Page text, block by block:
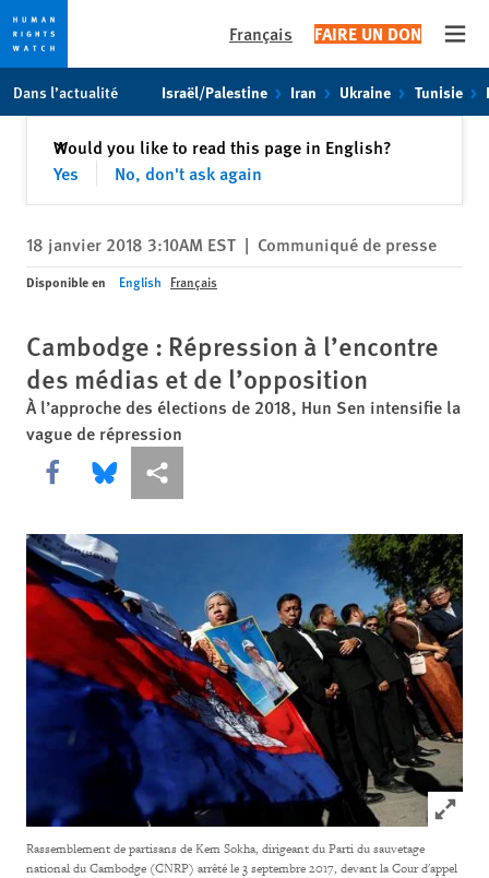
toto
content
Français FAIRE UN DON
Dans l’actualité Israël/Palestine Iran Ukraine Tunisie
Would you like to read this page in English?
Yes
No, don't ask again
✕Fermer
18 janvier 2018 3:10AM EST | Communiqué de presse
Disponible en English Français
Cambodge : Répression à l’encontre
des médias et de l’opposition
À l’approche des élections de 2018, Hun Sen intensifie la
vague de répression
Share this via Facebook
Share this via Bluesky
Share this via Partagez
Click to
Rassemblement de partisans de Kem Sokha, dirigeant du Parti du sauvetage
national du Cambodge (CNRP) arrêté le 3 septembre 2017, devant la Cour d'appel